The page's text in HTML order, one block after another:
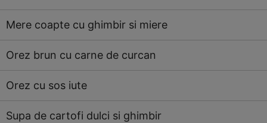
Mere coapte cu ghimbir si miere
Orez brun cu carne de curcan
Orez cu sos iute
Supa de cartofi dulci si ghimbir